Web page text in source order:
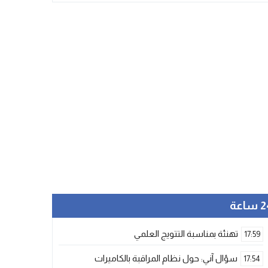
17:59 تهنئة بمناسبة التتويج العلمي
17:54 سؤال آني: حول نظام المراقبة بالكاميرات